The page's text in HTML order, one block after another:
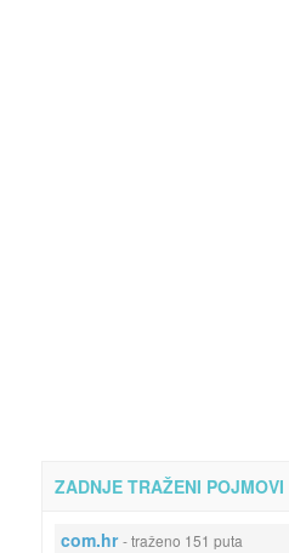
ZADNJE TRAŽENI POJMOVI
com.hr - traženo 151 puta